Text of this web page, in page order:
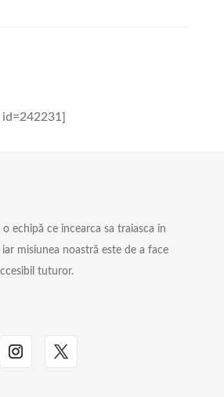
echipă ce incearca sa traiasca in
misiunea noastră este de a face
tuturor.